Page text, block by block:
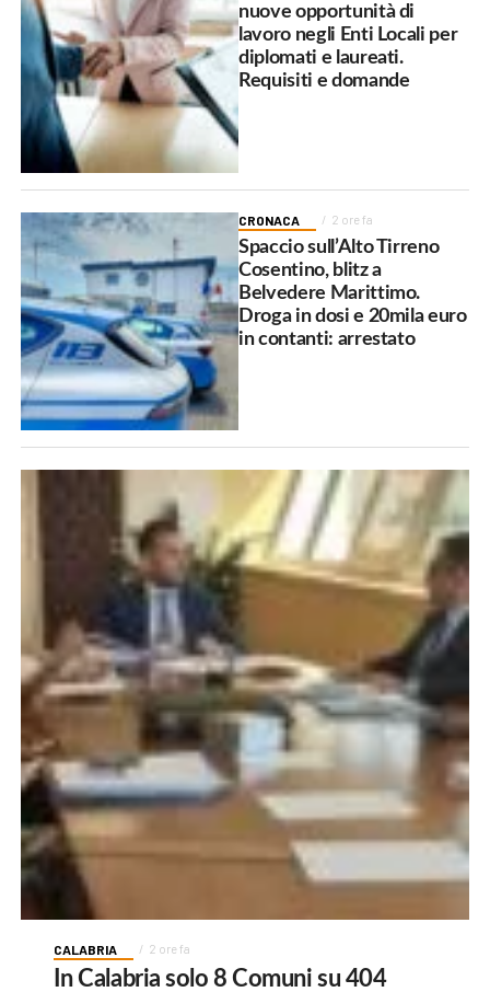
nuove opportunità di
lavoro negli Enti Locali per
diplomati e laureati.
Requisiti e domande
CRONACA 2 ore fa
Spaccio sull’Alto Tirreno
Cosentino, blitz a
Belvedere Marittimo.
Droga in dosi e 20mila euro
in contanti: arrestato
CALABRIA 2 ore fa
In Calabria solo 8 Comuni su 404